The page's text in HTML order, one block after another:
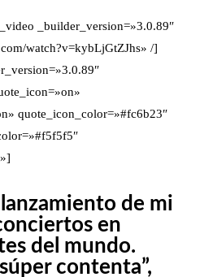
_builder_version=»3.0.89″
watch?v=kybLjGtZJhs» /]
quote_icon_color=»#fc6b23″
de mi
en
del mundo.
contenta”,